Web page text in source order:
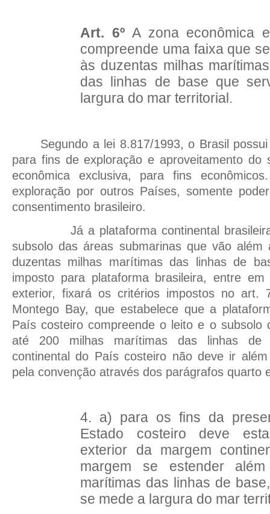
Art. 6º A zona econômica
compreende uma faixa que
às duzentas milhas
das linhas de base que
largura do mar territorial.
Segundo a lei 8.817/1993, o Brasil
para fins de exploração e aproveitamento do
econômica exclusiva, para fins
exploração por outros Países, somente
consentimento brasileiro.
Já a plataforma continental
subsolo das áreas submarinas que vão além
duzentas milhas marítimas das linhas de
imposto para plataforma brasileira, entre
exterior, fixará os critérios impostos no art.
Montego Bay, que estabelece que a
País costeiro compreende o leito e o subsolo
até 200 milhas marítimas das linhas de
continental do País costeiro não deve ir
pela convenção através dos parágrafos quarto
4. a) para os fins da
Estado costeiro deve
exterior da margem
margem se estender
marítimas das linhas de
se mede a largura do mar